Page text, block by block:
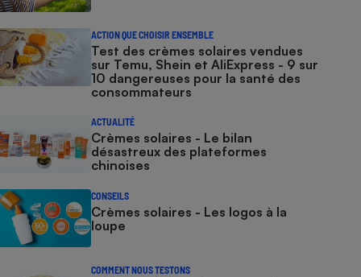
ACTION QUE CHOISIR ENSEMBLE
Test des crèmes solaires vendues
sur Temu, Shein et AliExpress - 9 sur
10 dangereuses pour la santé des
consommateurs
ACTUALITÉ
Crèmes solaires - Le bilan
désastreux des plateformes
chinoises
CONSEILS
Crèmes solaires - Les logos à la
loupe
COMMENT NOUS TESTONS